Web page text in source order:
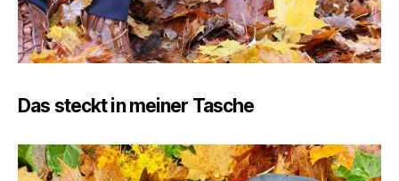
Das steckt in meiner Tasche